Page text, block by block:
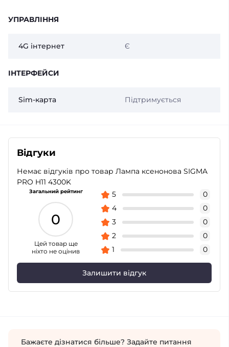
УПРАВЛІННЯ
4G інтернет Є
ІНТЕРФЕЙСИ
Sim-карта Підтримується
Відгуки
Немає відгуків про товар Лампа ксенонова SIGMA
PRO H11 4300K
Загальний рейтинг
0
Цей товар ще
ніхто не оцінив
5
0
4
0
3
0
2
0
1
0
Залишити відгук
Бажаєте дізнатися більше? Задайте питання